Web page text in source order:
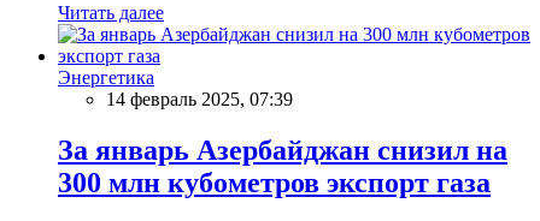
Читать далее
Энергетика
14 февраль 2025, 07:39
За январь Азербайджан снизил на
300 млн кубометров экспорт газа